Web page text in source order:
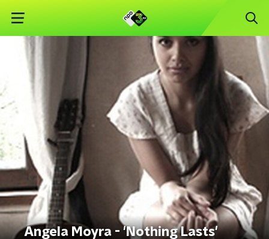
Angela Moyra - 'Nothing Lasts'